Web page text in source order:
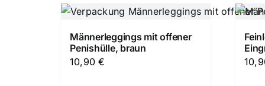
Männerleggings mit offener
Penishülle, braun
10,90€